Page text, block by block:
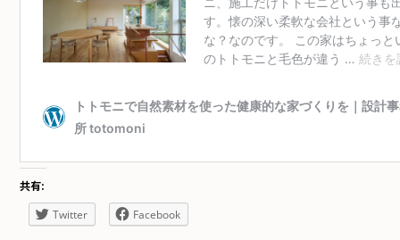
共有:
Twitter
Facebook